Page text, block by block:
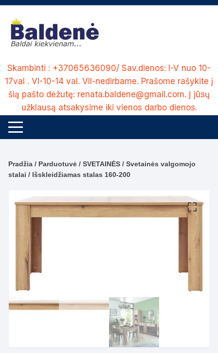
Skip
content
Skambinti : +37065636090/ Sav.dienos: I-V nuo 10-
17val . VI-10-14 val. VII-nedirbame. Prašome rašykite į
šią pašto dėžutę: renata.baldene@gmail.com. Į jūsų
užklausą atsakysime iki vienos darbo dienos.
Pradžia / Parduotuvė /SVETAINĖS /Svetainės valgomojo
stalai / Išskleidžiamas stalas 160-200